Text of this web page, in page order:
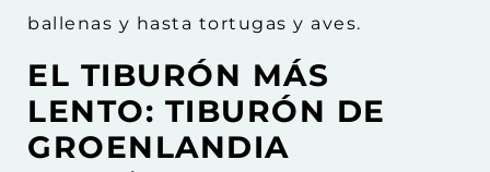
ballenas y hasta tortugas y aves.
EL TIBURÓN MÁS
LENTO: TIBURÓN DE
GROENLANDIA